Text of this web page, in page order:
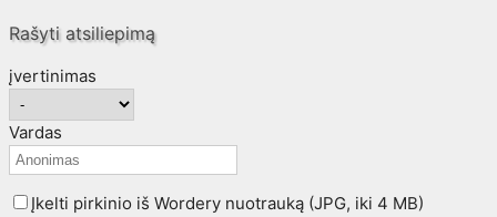
Rašyti atsiliepimą
įvertinimas
Vardas
Įkelti pirkinio iš Wordery nuotrauką (JPG, iki 4 MB)